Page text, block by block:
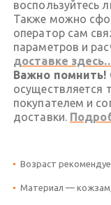
воспользуйтесь
Также можно
оператор сам
параметров и
доставке
Важно помнить!
осуществляется
покупателем и
доставки.
Возраст
Материал —